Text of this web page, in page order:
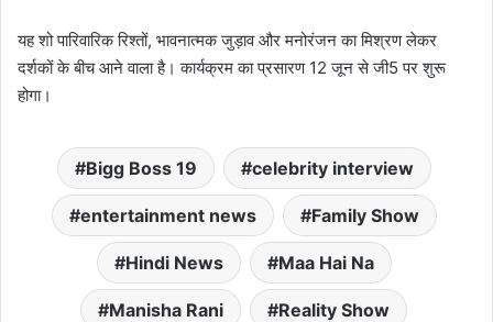
यह शो पारिवारिक रिश्तों, भावनात्मक जुड़ाव और मनोरंजन का मिश्रण लेकर
दर्शकों के बीच आने वाला है। कार्यक्रम का प्रसारण 12 जून से जी5 पर शुरू
होगा।
Bigg Boss 19 celebrity interview
entertainment news Family Show
Hindi News Maa Hai Na
Manisha Rani Reality Show